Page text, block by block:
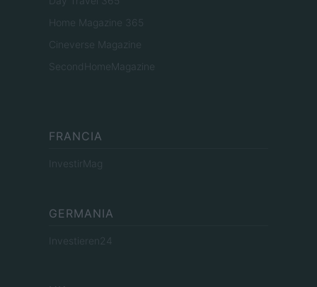
Home Magazine 365
Cineverse Magazine
SecondHomeMagazine
FRANCIA
InvestirMag
GERMANIA
Investieren24